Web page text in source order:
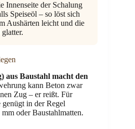
Innenseite der Schalung
Speiseöl – so löst sich
Aushärten leicht und die
aus Baustahl macht den
kann Beton zwar
Zug – er reißt. Für
in der Regel
oder Baustahlmatten.